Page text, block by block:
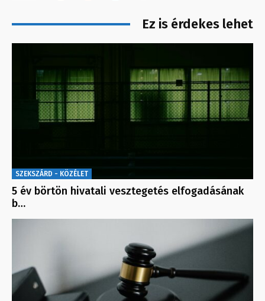
Ez is érdekes lehet
SZEKSZÁRD - KÖZÉLET
5 év börtön hivatali vesztegetés elfogadásának
b…